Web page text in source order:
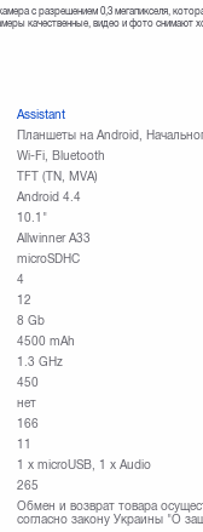
с разрешением 0,3 мегапикселя,
качественные, видео и фото
Assistant
Планшеты на Android,
Wi-Fi, Bluetooth
TFT (TN, MVA)
Android 4.4
10.1"
Allwinner A33
microSDHC
4
12
8 Gb
4500 mAh
1.3 GHz
450
нет
166
11
1 x microUSB, 1 x Audio
265
Обмен и возврат товара
согласно закону Украины "О